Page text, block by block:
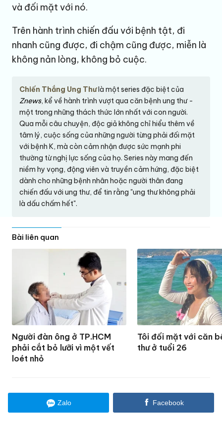
và đối mặt với nó.
Trên hành trình chiến đấu với bệnh tật, đi
nhanh cũng được, đi chậm cũng được, miễn là
không nản lòng, không bỏ cuộc.
Chiến Thắng Ung Thưlà một series đặc biệt của
Znews, kể về hành trình vượt qua căn bệnh ung thư -
một trong những thách thức lớn nhất với con người.
Qua mỗi câu chuyện, độc giả không chỉ hiểu thêm về
tâm lý, cuộc sống của những người từng phải đối mặt
với bệnh K, mà còn cảm nhận được sức mạnh phi
thường từ nghị lực sống của họ. Series này mang đến
niềm hy vọng, động viên và truyền cảm hứng, đặc biệt
dành cho những bệnh nhân hoặc người thân đang
chiến đấu với ung thư, để tin rằng "ung thư không phải
là dấu chấm hết".
Bài liên quan
Người đàn ông ở TP.HCM
phải cắt bỏ lưỡi vì một vết
loét nhỏ
Tôi đối mặt với căn
thư ở tuổi 26
Zalo Facebook